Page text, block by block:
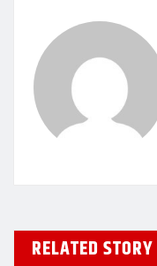
RELATED STORY